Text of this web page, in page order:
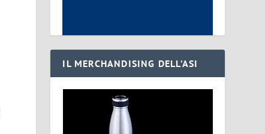
IL MERCHANDISING DELL’ASI